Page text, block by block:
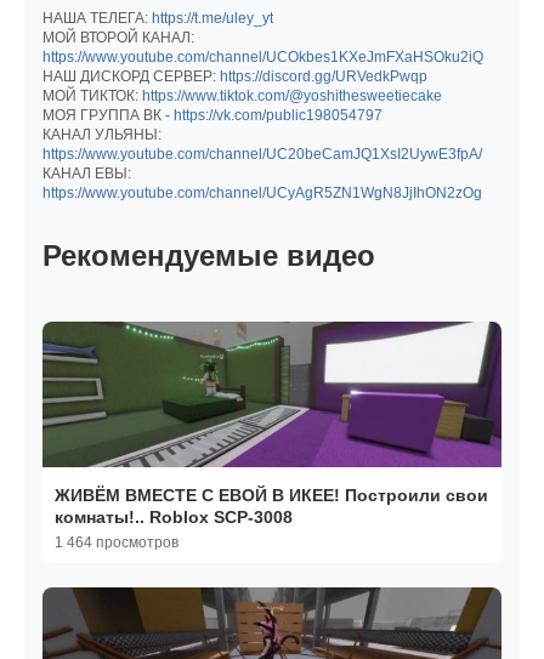
НАША ТЕЛЕГА: https://t.me/uley_yt
МОЙ ВТОРОЙ КАНАЛ:
https://www.youtube.com/channel/UCOkbes1KXeJmFXaHSOku2iQ
НАШ ДИСКОРД СЕРВЕР: https://discord.gg/URVedkPwqp
МОЙ ТИКТОК: https://www.tiktok.com/@yoshithesweetiecake
МОЯ ГРУППА ВК - https://vk.com/public198054797
КАНАЛ УЛЬЯНЫ:
https://www.youtube.com/channel/UC20beCamJQ1XsI2UywE3fpA/
КАНАЛ ЕВЫ:
https://www.youtube.com/channel/UCyAgR5ZN1WgN8JjIhON2zOg
Рекомендуемые видео
ЖИВЁМ ВМЕСТЕ С ЕВОЙ В ИКЕЕ! Построили свои
комнаты!.. Roblox SCP-3008
1 464 просмотров